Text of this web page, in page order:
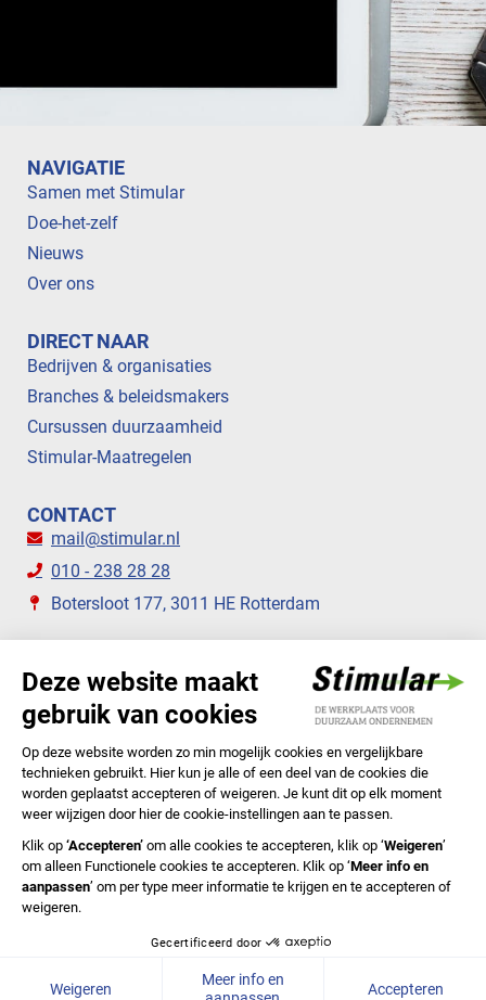
NAVIGATIE
Samen met Stimular
Doe-het-zelf
Nieuws
Over ons
DIRECT NAAR
Bedrijven & organisaties
Branches & beleidsmakers
Cursussen duurzaamheid
Stimular-Maatregelen
CONTACT
mail@stimular.nl
010 - 238 28 28
Botersloot 177, 3011 HE Rotterdam
STIMULAR NIEUWSBRIEVEN
ABONNEER NU
Privacyverklaring Cookiebeleid Colofon Disclaimer
In English
© 2020 Stichting Stimular